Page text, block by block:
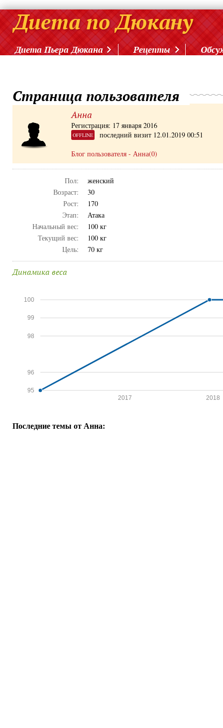
Диета Пьера Дюкана Рецепты
Страница пользователя
Анна
Регистрация: 17 января 2016
OFFLINE
последний визит 12.01.2019 00:51
Блог пользователя - Анна(0)
Пол:
женский
Возраст:
30
Рост:
170
Этап:
Атака
Начальный вес:
100 кг
Текущий вес:
100 кг
Цель:
70 кг
Динамика веса
95
96
98
99
100
2018
2017
Последние темы от Анна: